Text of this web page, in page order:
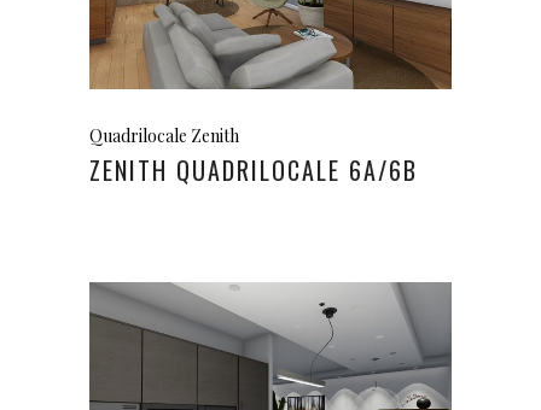
Quadrilocale Zenith
ZENITH QUADRILOCALE 6A/6B